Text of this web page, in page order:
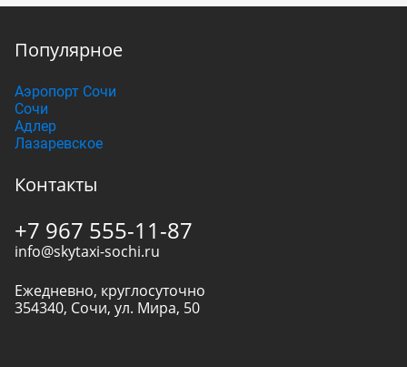
Популярное
Аэропорт Сочи
Сочи
Адлер
Лазаревское
Контакты
+7 967 555-11-87
info@skytaxi-sochi.ru
Ежедневно, круглосуточно
354340, Сочи, ул. Мира, 50